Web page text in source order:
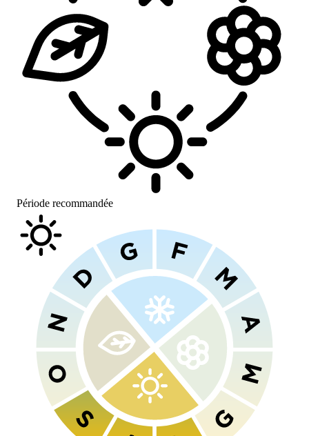
Période recommandée